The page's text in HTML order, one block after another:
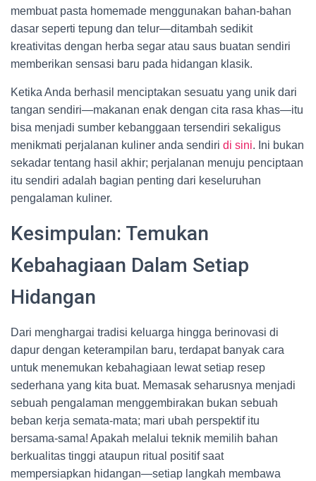
membuat pasta homemade menggunakan bahan-bahan
dasar seperti tepung dan telur—ditambah sedikit
kreativitas dengan herba segar atau saus buatan sendiri
memberikan sensasi baru pada hidangan klasik.
Ketika Anda berhasil menciptakan sesuatu yang unik dari
tangan sendiri—makanan enak dengan cita rasa khas—itu
bisa menjadi sumber kebanggaan tersendiri sekaligus
menikmati perjalanan kuliner anda sendiri di sini. Ini bukan
sekadar tentang hasil akhir; perjalanan menuju penciptaan
itu sendiri adalah bagian penting dari keseluruhan
pengalaman kuliner.
Kesimpulan: Temukan
Kebahagiaan Dalam Setiap
Hidangan
Dari menghargai tradisi keluarga hingga berinovasi di
dapur dengan keterampilan baru, terdapat banyak cara
untuk menemukan kebahagiaan lewat setiap resep
sederhana yang kita buat. Memasak seharusnya menjadi
sebuah pengalaman menggembirakan bukan sebuah
beban kerja semata-mata; mari ubah perspektif itu
bersama-sama! Apakah melalui teknik memilih bahan
berkualitas tinggi ataupun ritual positif saat
mempersiapkan hidangan—setiap langkah membawa